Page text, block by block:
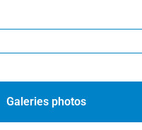
Galeries photos